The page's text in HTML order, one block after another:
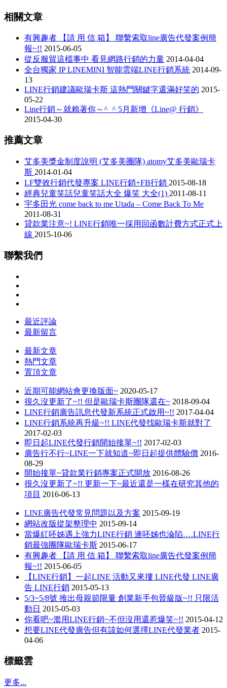
相關文章
有興趣者 【請 用 信 箱】 聯繫索取line廣告代發案例簡
報~!! 2015-06-05
從反服貿這檔事中 看見網路行銷的力量 2014-04-04
全台獨家 IP LINEMINI 智能雲端LINE行銷系統 2014-09-
13
LINE行銷建議歐瑞卡斯 這熱門關鍵字還滿好笑的 2015-
05-22
Line行銷～就賴著你～^_^ 5月新增《Line@ 行銷》
2015-04-30
推薦文章
艾多美獎金制度說明 (艾多美團隊) atomy艾多美歐瑞卡
斯 2014-01-04
LF雙效行銷代發專案 LINE行銷+FB行銷 2015-08-18
經典兒童笑話兒童笑話大全 爆笑 大全(1) 2011-08-11
宇多田光 come back to me Utada – Come Back To Me
2011-08-31
貸款業注意~! LINE行銷唯一採用回函數計費方式正式上
線 2015-10-06
聯繫我們
最近評論
最新留言
最新文章
熱門文章
置頂文章
近期可能網站會更換版面~ 2020-05-17
很久沒更新了~!! 但是歐瑞卡斯團隊還在~ 2018-09-04
LINE行銷廣告訊息代發新系統正式啟用~!! 2017-04-04
LINE行銷系統再升級~!! LINE代發找歐瑞卡斯就對了
2017-02-03
即日起LINE代發行銷開始接單~!! 2017-02-03
廣告行不行~LINE一下就知道~即日起提供體驗價 2016-
08-29
開始接單~貸款業行銷專案正式開放 2016-08-26
很久沒更新了~!! 更新一下~最近還是一樣在研究其他的
項目 2016-06-13
LINE廣告代發常見問題以及方案 2015-09-19
網站改版從架整理中 2015-09-14
當爆紅呸姊遇上強力LINE行銷 連呸姊也淪陷….LINE行
銷最強團隊歐瑞卡斯 2015-06-17
有興趣者 【請 用 信 箱】 聯繫索取line廣告代發案例簡
報~!! 2015-06-05
【LINE行銷】一起LINE 活動又來摟 LINE代發 LINE廣
告 LINE行銷 2015-05-13
5/3~5/8號 推出母親節限量 創業新手包晉級版~!! 只限活
動日 2015-05-03
你看吧~濫用LINE行銷~不但沒用還惹爆笑~!! 2015-04-12
想要LINE代發廣告但有該如何選擇LINE代發業者 2015-
04-06
標籤雲
更多...